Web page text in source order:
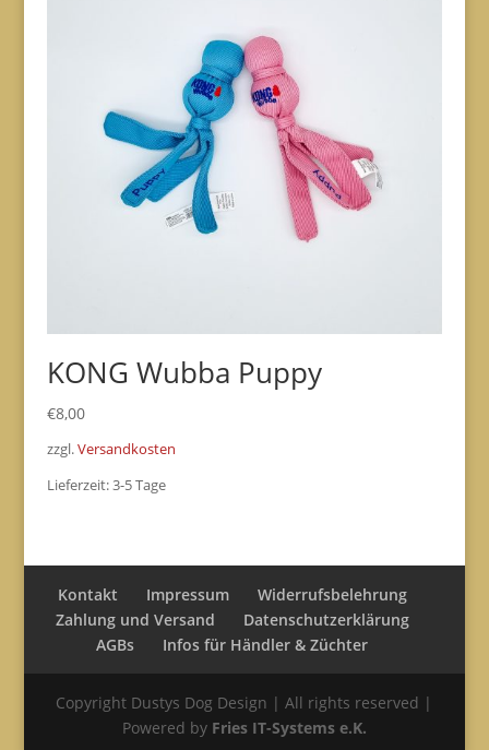
KONG Wubba Puppy
€8,00
zzgl.Versandkosten
Lieferzeit:3-5 Tage
Kontakt Impressum
Widerrufsbelehrung
Zahlung und Versand
Datenschutzerklärung
AGBs
Infos für Händler & Züchter
Copyright Dustys Dog Design | All rights reserved |
Powered by Fries IT-Systems e.K.